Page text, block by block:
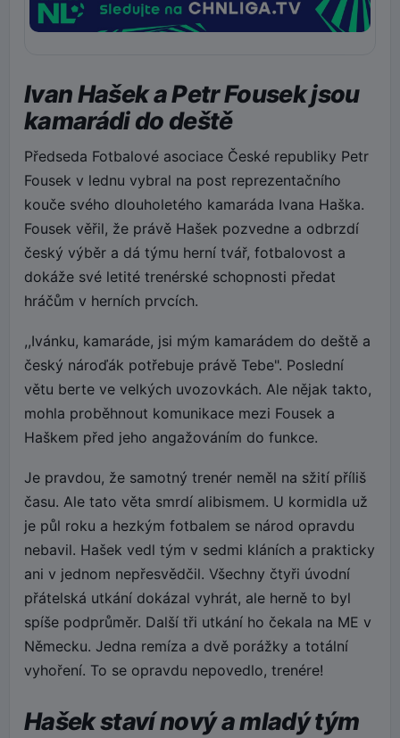
Ivan Hašek a Petr Fousek jsou
kamarádi do deště
Předseda Fotbalové asociace České republiky Petr
Fousek v lednu vybral na post reprezentačního
kouče svého dlouholetého kamaráda Ivana Haška.
Fousek věřil, že právě Hašek pozvedne a odbrzdí
český výběr a dá týmu herní tvář, fotbalovost a
dokáže své letité trenérské schopnosti předat
hráčům v herních prvcích.
,,Ivánku, kamaráde, jsi mým kamarádem do deště a
český nároďák potřebuje právě Tebe". Poslední
větu berte ve velkých uvozovkách. Ale nějak takto,
mohla proběhnout komunikace mezi Fousek a
Haškem před jeho angažováním do funkce.
Je pravdou, že samotný trenér neměl na sžití příliš
času. Ale tato věta smrdí alibismem. U kormidla už
je půl roku a hezkým fotbalem se národ opravdu
nebavil. Hašek vedl tým v sedmi kláních a prakticky
ani v jednom nepřesvědčil. Všechny čtyři úvodní
přátelská utkání dokázal vyhrát, ale herně to byl
spíše podprůměr. Další tři utkání ho čekala na ME v
Německu. Jedna remíza a dvě porážky a totální
vyhoření. To se opravdu nepovedlo, trenére!
Hašek staví nový a mladý tým